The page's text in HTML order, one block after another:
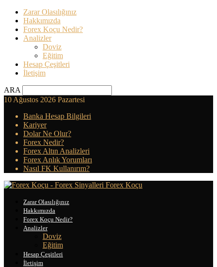
Zarar Olasılığınız
Hakkımızda
Forex Koçu Nedir?
Analizler
Doviz
Eğitim
Hesap Çeşitleri
İletişim
ARA
10 Ağustos 2026 Pazartesi
Banka Hesap Bilgileri
Kariyer
Dolar Ne Olur?
Forex Nedir?
Forex Altın Analizleri
Forex Anlık Yorumları
Nasıl FK Kullanırım?
Forex Koçu
Zarar Olasılığınız
Hakkımızda
Forex Koçu Nedir?
Analizler
Doviz
Eğitim
Hesap Çeşitleri
İletişim